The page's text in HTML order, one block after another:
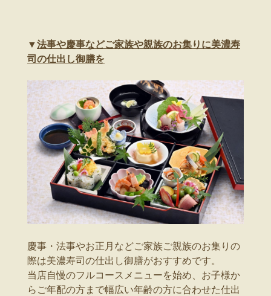
▼法事や慶事などご家族や親族のお集りに美濃寿
司の仕出し御膳を
慶事・法事やお正月などご家族ご親族のお集りの
際は美濃寿司の仕出し御膳がおすすめです。
当店自慢のフルコースメニューを始め、お子様か
らご年配の方まで幅広い年齢の方に合わせた仕出